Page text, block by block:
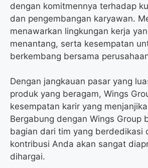
dengan komitmennya terhadap
dan pengembangan karyawan.
menawarkan lingkungan kerja
menantang, serta kesempatan
berkembang bersama
Dengan jangkauan pasar yang
produk yang beragam, Wings
kesempatan karir yang
Bergabung dengan Wings Group
bagian dari tim yang berdedikasi
kontribusi Anda akan sangat
dihargai.